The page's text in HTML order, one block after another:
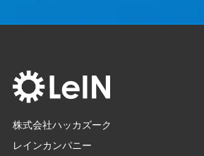
株式会社ハッカズーク
レインカンパニー